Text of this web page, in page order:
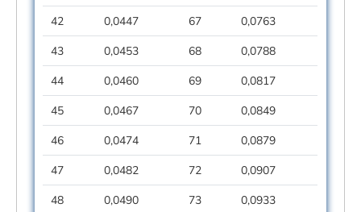
42 0,0447 67
0,0763
43
0,0453 68
0,0788
44
0,0460 69
0,0817
45
0,0467 70
0,0849
46
0,0474 71
0,0879
47
0,0482 72
0,0907
48
0,0490 73
0,0933